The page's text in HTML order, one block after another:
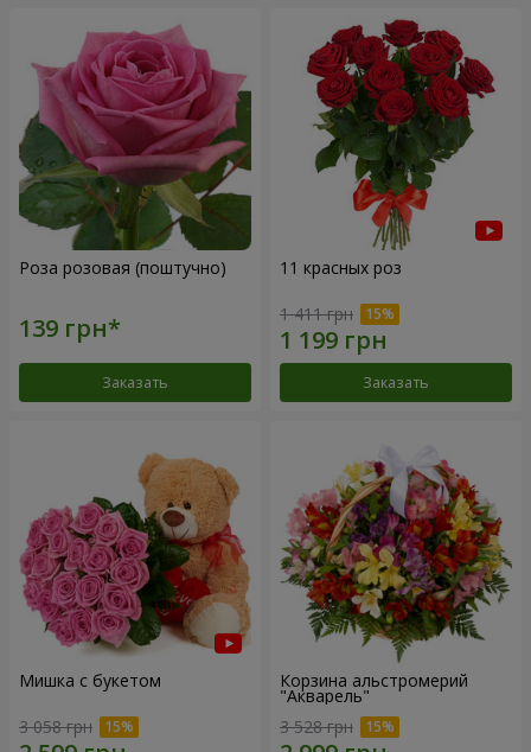
Роза розовая (поштучно)
Заказать
11 красных роз
1 411 грн
Заказать
Мишка с букетом
3 058 грн
Корзина альстромерий
"Акварель"
3 528 грн